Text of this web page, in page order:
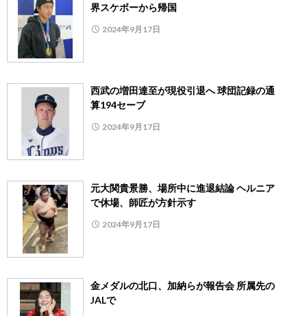
界スケボーから帰国
2024年9月17日
西武の増田達至が現役引退へ 球団記録の通
算194セーブ
2024年9月17日
元大関貴景勝、場所中に進退結論 ヘルニア
で休場、師匠が方針示す
2024年9月17日
金メダルの北口、加納らが報告会 所属先の
JALで